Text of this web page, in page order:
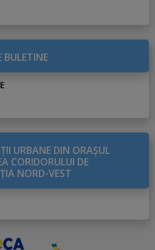
BULETINE
URBANE DIN ORAŞUL
CORIDORULUI DE
NORD-VEST